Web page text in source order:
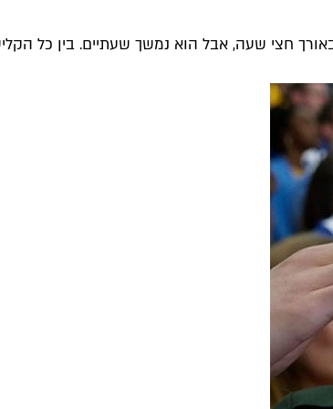
חצי שעה, אבל הוא נמשך שעתיים. בין כל